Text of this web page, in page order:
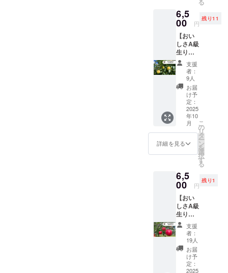
月頃
（予
定） ＜
商品
（加工
品）＞
・名
称：り
んご
ジュー
ス ・原
材料
名：り
んご ・
内容
量：180
㎖ ３
射日光
を避け
て保存
してく
ださ
い。 ・
添加物
表示：
なし ・
アレル
ギー表
示：り
れてい
る美味
しさA級
の生り
んご
（サン
ふじ＆
王林）
９個〜
１２個
を収穫
した新
鮮なう
ちにお
届けし
ます！
品種：
時期：
１１月
１５日
頃（予
定） ＜
商品
（果
実）＞
・名
称：り
んご ・
原産国/
6,5
00 円
残り11
【おい
しさA級
生りん
ご（ト
キ）５
kg セッ
ト】
ちょっ
とした
傷でB級
扱いさ
れてい
る美味
しさA級
の生り
んご
キ）１
６個〜
２０個
を収穫
した新
鮮なう
ちにお
届けし
ます！
品種：
トキ 発
送時
支援
者：
9人
お届
け予
定：
2025
年10
月
詳細を見る
こ
の
リ
タ
ー
ン
を
選
択
す
る
6,5
00 円
残り1
【おい
しさA級
生りん
ご（紅
玉）５
kg セッ
ト】
ちょっ
とした
傷でB級
支援
者：
19人
お届
け予
定：
2025